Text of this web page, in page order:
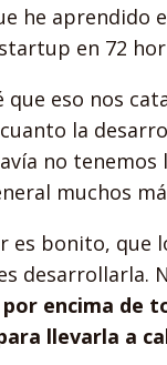
he aprendido
en 72
que eso nos
la
no
muchos
es bonito, que
desarrollarla.
encima de
llevarla a